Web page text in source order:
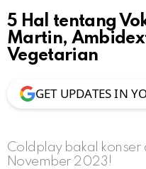
5 Hal tentang
Martin,
Vegetarian
GET UPDATES IN
Coldplay bakal konser
November 2023!